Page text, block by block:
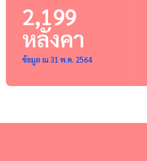
2,199
หลังคา
ข้อมูล ณ 31 พ.ค. 2564